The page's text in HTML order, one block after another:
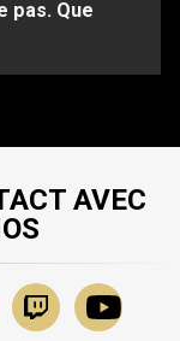
pas. Que
à notre
AVEC